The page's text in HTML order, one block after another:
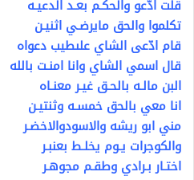
قلت ادّعو والحكـم بعـد الدعيـه
تكلموا والحق مايرضـي اثنيـن
قام ادّعى الشاي علىطيب دعواه
قال اسمي الشاي وانا امنـت بالله
البن مالـه بالحـق غيـر معنـاه
انا معي بالحق خمسـه وثنتيـن
مني ابو ريشه والاسودوالاخضـر
والكوجرات يـوم يخلـط بعنبـر
اختـار بـرادي وطقـم مجوهـر